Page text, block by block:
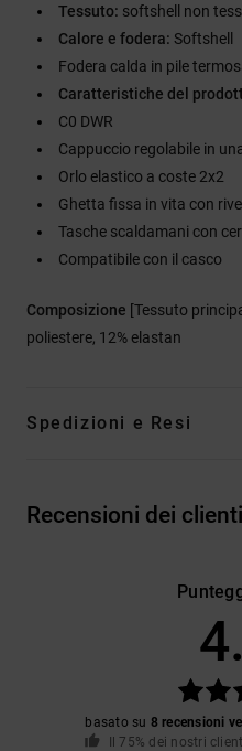
Tessuto: softshell non
Calore e fodera: Softshell
Fodera calda in pile
Caratteristiche del
C0 DWR
Cappuccio regolabile in
Orlo elastico a coste 2x2
Ghetta fissa in vita con
Tasche scaldamani con
Compatibile con il casco
Composizione [Tessuto
poliestere, 12% elastan
Spedizioni e Resi
Recensioni dei clienti
basato su 8 recensioni
Il 75% dei nostri